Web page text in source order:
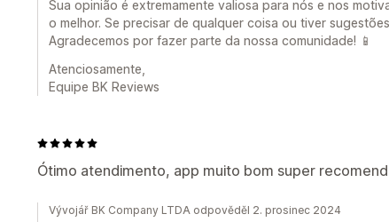
Sua opinião é extremamente valiosa para nós e nos
o melhor. Se precisar de qualquer coisa ou tiver
Agradecemos por fazer parte da nossa comunidade! 📱
Atenciosamente,
Equipe BK Reviews
Ótimo atendimento, app muito bom super
Vývojář BK Company LTDA odpověděl 2. prosinec 2024